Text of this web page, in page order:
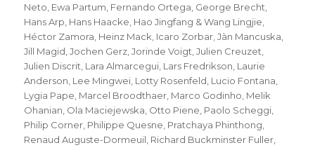
Neto Ewa Partum Fernando Ortega George Brecht
Hans Arp Hans Haacke Hao Jingfang & Wang Lingjie
Héctor Zamora Heinz Mack Icaro Zorbar ,Jàn Mancuska
Jill Magid ,Jochen Gerz ,Jorinde Voigt ,Julien Creuzet
Julien Discrit Lara Almarcegui Lars Fredrikson Laurie
Anderson Lee Mingwei Lotty Rosenfeld Lucio Fontana
Lygia Pape Marcel Broodthaer Marco Godinho Melik
Ohanian Ola Maciejewska Otto Piene Paolo Scheggi
Philip Corner Philippe Quesne Pratchaya Phinthong
Renaud Auguste-Dormeuil Richard Buckminster Fuller